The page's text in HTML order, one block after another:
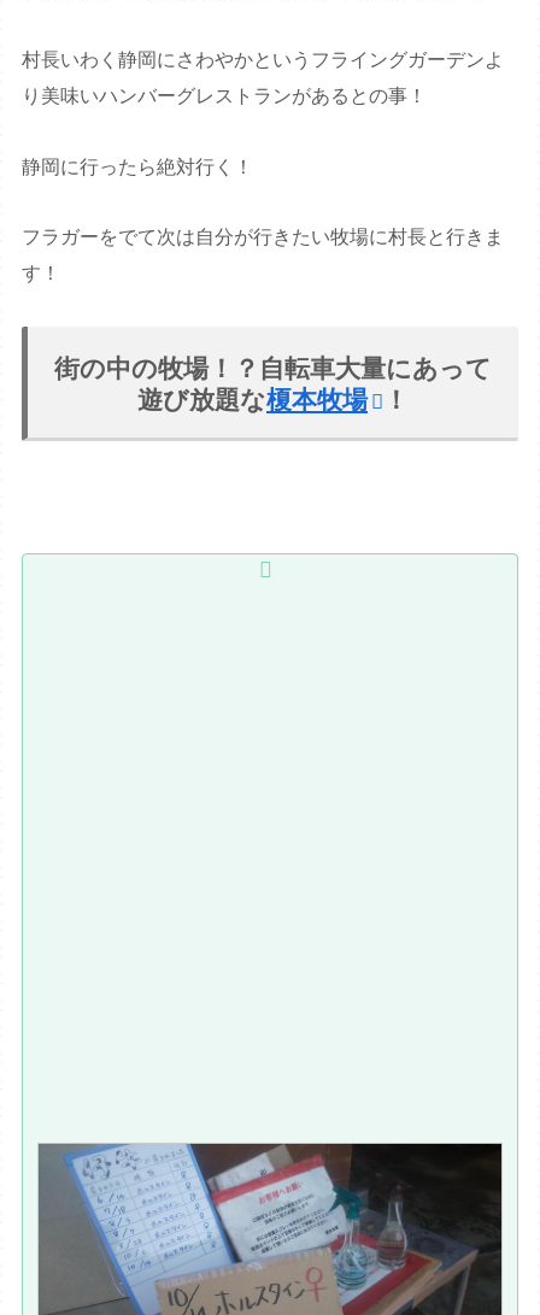
村長いわく静岡にさわやかというフライングガーデンよ
り美味いハンバーグレストランがあるとの事！
静岡に行ったら絶対行く！
フラガーをでて次は自分が行きたい牧場に村長と行きま
す！
街の中の牧場！？自転車大量にあって
遊び放題な榎本牧場 ！